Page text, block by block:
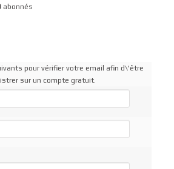
abonnés
pour vérifier votre email afin d\'être
sur un compte gratuit.